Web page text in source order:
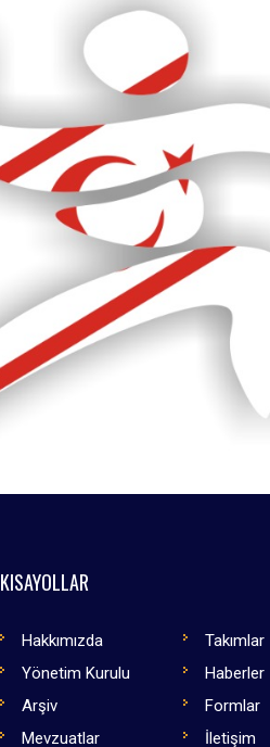
KISAYOLLAR
Hakkımızda
Takımlar
Yönetim Kurulu
Haberler
Arşiv
Formlar
Mevzuatlar
İletişim